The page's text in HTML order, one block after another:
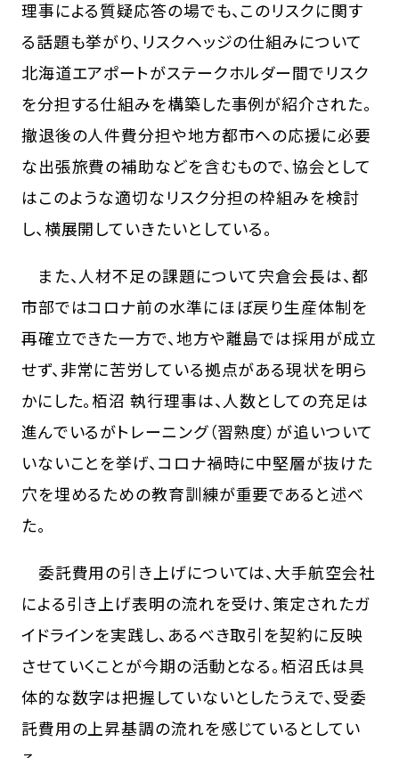
理事による質疑応答の場でも、このリスクに関す
る話題も挙がり、リスクヘッジの仕組みについて
北海道エアポートがステークホルダー間でリスク
を分担する仕組みを構築した事例が紹介された。
撤退後の人件費分担や地方都市への応援に必要
な出張旅費の補助などを含むもので、協会として
はこのような適切なリスク分担の枠組みを検討
し、横展開していきたいとしている。
また、人材不足の課題について宍倉会長は、都
市部ではコロナ前の水準にほぼ戻り生産体制を
再確立できた一方で、地方や離島では採用が成立
せず、非常に苦労している拠点がある現状を明ら
かにした。栢沼 執行理事は、人数としての充足は
進んでいるがトレーニング（習熟度）が追いついて
いないことを挙げ、コロナ禍時に中堅層が抜けた
穴を埋めるための教育訓練が重要であると述べ
た。
委託費用の引き上げについては、大手航空会社
による引き上げ表明の流れを受け、策定されたガ
イドラインを実践し、あるべき取引を契約に反映
させていくことが今期の活動となる。栢沼氏は具
体的な数字は把握していないとしたうえで、受委
託費用の上昇基調の流れを感じているとしてい